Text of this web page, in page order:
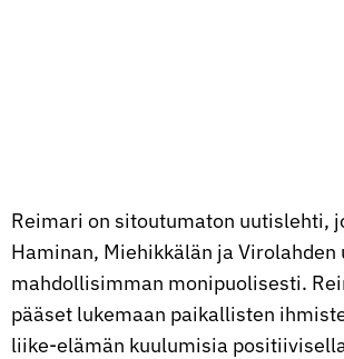
Reimari on sitoutumaton uutislehti,
Haminan, Miehikkälän ja Virolahden
mahdollisimman monipuolisesti.
pääset lukemaan paikallisten
liike-elämän kuulumisia